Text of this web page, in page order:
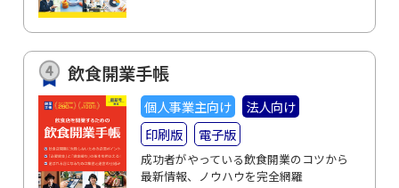
飲食開業手帳
個人事業主向け
法人向け
印刷版
電子版
成功者がやっている飲食開業のコツから
最新情報、ノウハウを完全網羅